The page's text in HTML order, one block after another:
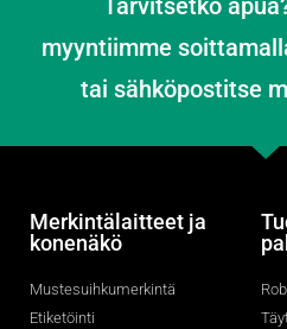
Tarvitsetko
myyntiimme
tai sähköpostitse
Merkintälaitteet ja
konenäkö
Mustesuihkumerkintä
Etiketöinti